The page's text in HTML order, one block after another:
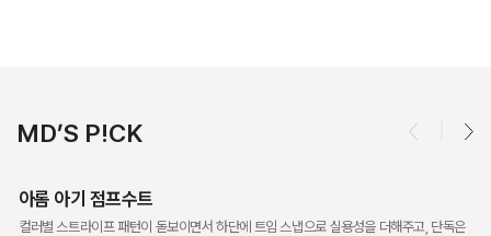
MD’S P!CK
아롬 아기 점프수트
컬러별 스트라이프 패턴이 돋보이면서 하단에 트임 스냅으로 실용성을 더해주고, 단독은